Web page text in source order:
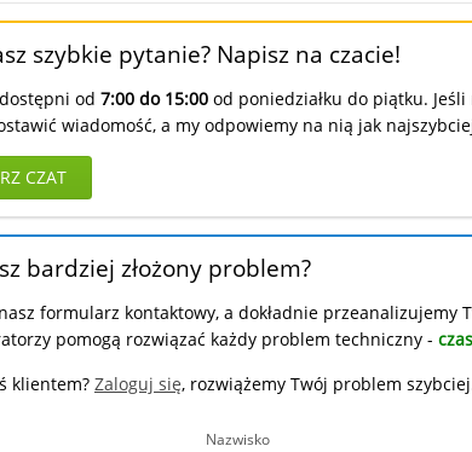
szybkie pytanie? Napisz na czacie!
od 7:00 do 15:00 od poniedziałku do piątku.
wiadomość, a my odpowiemy na nią jak
CZAT
bardziej złożony problem?
formularz kontaktowy, a dokładnie
pomogą rozwiązać każdy problem techniczny -
klientem? Zaloguj się, rozwiążemy Twój problem
Nazwisko